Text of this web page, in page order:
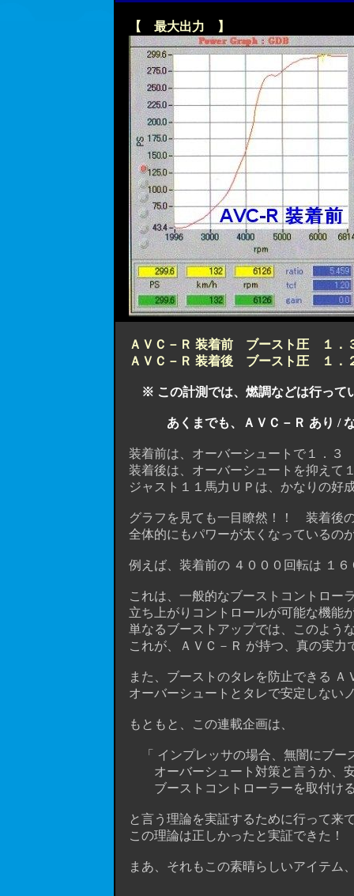
【 最大出力 】
ＡＶＣ－Ｒ 装着前 ブースト圧 １
ＡＶＣ－Ｒ 装着後 ブースト圧 １
※ この計測では、燃調などは行っ
あくまでも、ＡＶＣ－Ｒ あり /
装着前は、オーバーシュートで１．３
装着後は、オーバーシュートを抑えて
ジャスト１１馬力ＵＰは、かなりの好
グラフを見ても一目瞭然！！ 装着後
全体的にもパワーが太くなっているの
例えば、装着前の ４０００回転は １６
これは、一般的なブーストコントロー
立ち上がりコントロールが可能な機能
単なるブーストアップでは、このよう
これが、ＡＶＣ－Ｒ が持つ、真の実力
また、ブーストのタレを防止できる Ａ
オーバーシュートとタレで安定しない
もともと、この連載企画は、
「 インプレッサの場合、無闇にブー
オーバーシュート対策と言うか、安
ブーストコントローラーを取付ける
と言う理論を実証するために行って来
この理論は正しかったと実証できた！
まあ、それもこの素晴らしいアイテム